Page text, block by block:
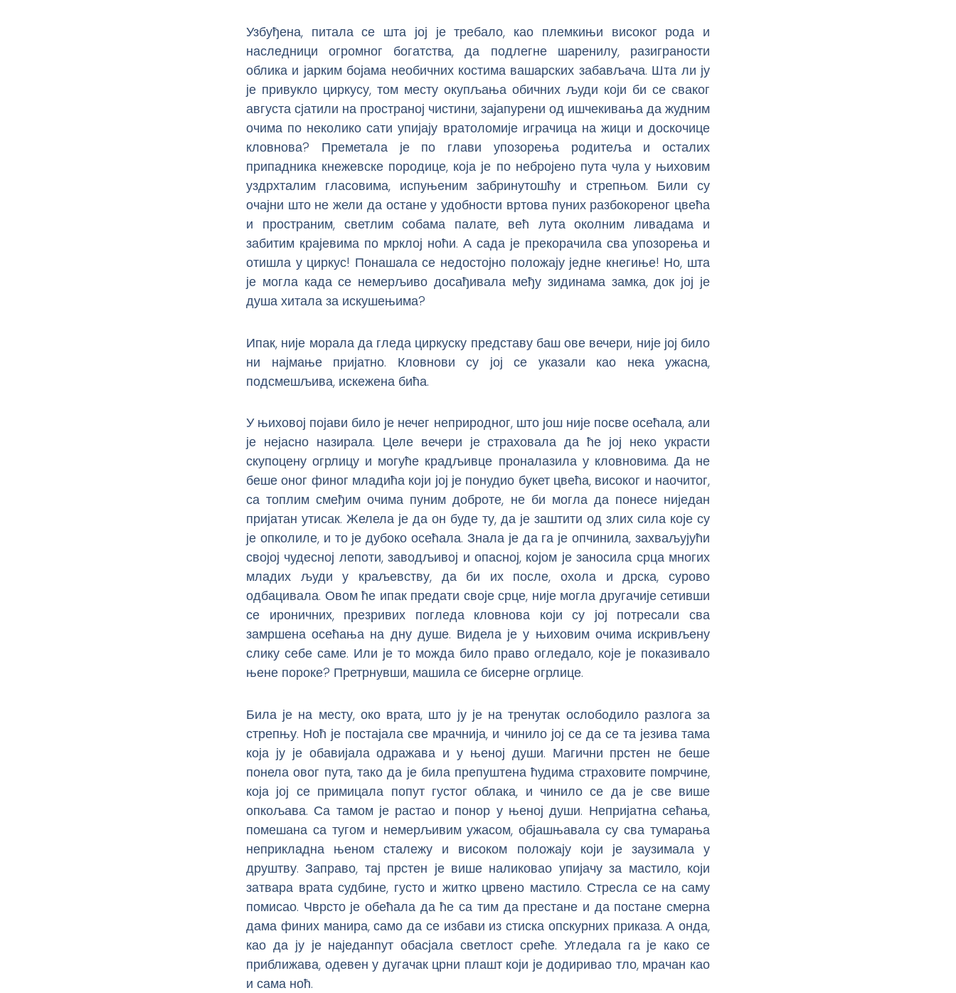
Узбуђена, питала се шта јој је требало, као племкињи високог рода и
наследници огромног богатства, да подлегне шаренилу, разиграности
облика и јарким бојама необичних костима вашарских забављача. Шта ли ју
је привукло циркусу, том месту окупљања обичних људи који би се сваког
августа сјатили на пространој чистини, зајапурени од ишчекивања да жудним
очима по неколико сати упијају вратоломије играчица на жици и доскочице
кловнова? Преметала је по глави упозорења родитеља и осталих
припадника кнежевске породице, која је по небројено пута чула у њиховим
уздрхталим гласовима, испуњеним забринутошћу и стрепњом. Били су
очајни што не жели да остане у удобности вртова пуних разбокореног цвећа
и пространим, светлим собама палате, већ лута околним ливадама и
забитим крајевима по мрклој ноћи. А сада је прекорачила сва упозорења и
отишла у циркус! Понашала се недостојно положају једне кнегиње! Но, шта
је могла када се немерљиво досађивала међу зидинама замка, док јој је
душа хитала за искушењима?
Ипак, није морала да гледа циркуску представу баш ове вечери, није јој било
ни најмање пријатно. Кловнови су јој се указали као нека ужасна,
подсмешљива, искежена бића.
У њиховој појави било је нечег неприродног, што још није посве осећала, али
је нејасно назирала. Целе вечери је страховала да ће јој неко украсти
скупоцену огрлицу и могуће крадљивце проналазила у кловновима. Да не
беше оног финог младића који јој је понудио букет цвећа, високог и наочитог,
са топлим смеђим очима пуним доброте, не би могла да понесе ниједан
пријатан утисак. Желела је да он буде ту, да је заштити од злих сила које су
је опколиле, и то је дубоко осећала. Знала је да га је опчинила, захваљујући
својој чудесној лепоти, заводљивој и опасној, којом је заносила срца многих
младих људи у краљевству, да би их после, охола и дрска, сурово
одбацивала. Овом ће ипак предати своје срце, није могла другачије сетивши
се ироничних, презривих погледа кловнова који су јој потресали сва
замршена осећања на дну душе. Видела је у њиховим очима искривљену
слику себе саме. Или је то можда било право огледало, које је показивало
њене пороке? Претрнувши, машила се бисерне огрлице.
Била је на месту, око врата, што ју је на тренутак ослободило разлога за
стрепњу. Ноћ је постајала све мрачнија, и чинило јој се да се та језива тама
која ју је обавијала одражава и у њеној души. Магични прстен не беше
понела овог пута, тако да је била препуштена ћудима страховите помрчине,
која јој се примицала попут густог облака, и чинило се да је све више
опкољава. Са тамом је растао и понор у њеној души. Непријатна сећања,
помешана са тугом и немерљивим ужасом, објашњавала су сва тумарања
неприкладна њеном сталежу и високом положају који је заузимала у
друштву. Заправо, тај прстен је више наликовао упијачу за мастило, који
затвара врата судбине, густо и житко црвено мастило. Стресла се на саму
помисао. Чврсто је обећала да ће са тим да престане и да постане смерна
дама финих манира, само да се избави из стиска опскурних приказа. А онда,
као да ју је наједанпут обасјала светлост среће. Угледала га је како се
приближава, одевен у дугачак црни плашт који је додиривао тло, мрачан као
и сама ноћ.